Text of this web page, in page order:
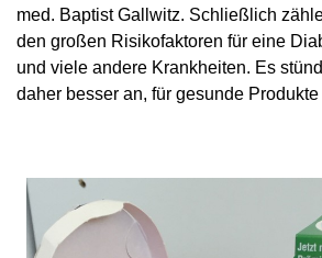
med. Baptist Gallwitz. Schließlich
den großen Risikofaktoren für eine
und viele andere Krankheiten. Es
daher besser an, für gesunde